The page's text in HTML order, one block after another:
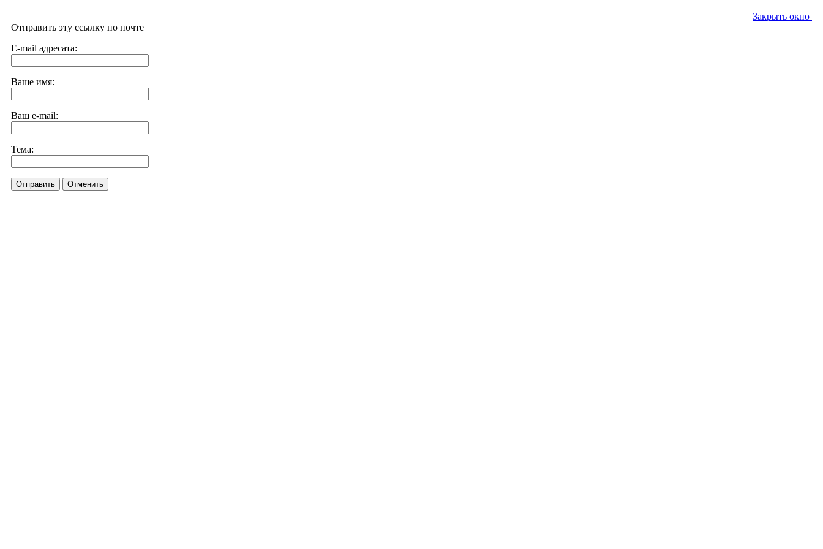
Закрыть окно
Отправить эту ссылку по почте
E-mail адресата:
Ваше имя:
Ваш e-mail:
Тема:
Отправить Отменить